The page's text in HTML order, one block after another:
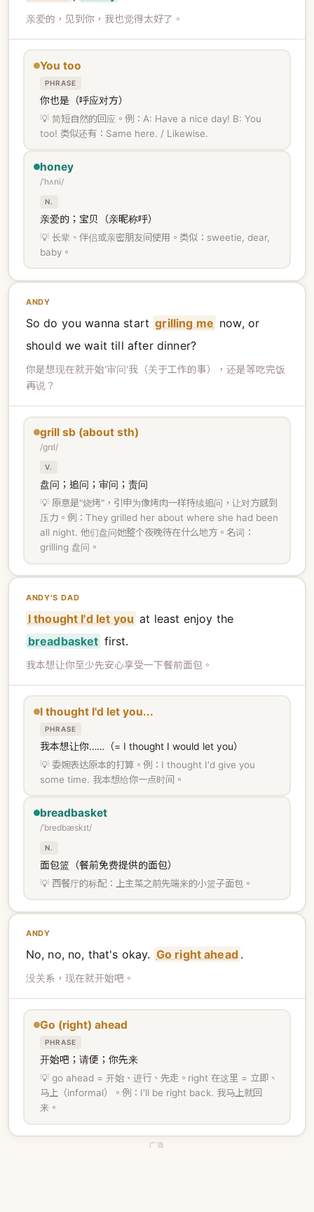
亲爱的，见到你，我也觉得太好了。
You too
PHRASE
你也是（呼应对方）
💡 简短自然的回应。例：A: Have a nice day! B: You
too! 类似还有：Same here. / Likewise.
honey
/ˈhʌni/
N.
亲爱的；宝贝（亲昵称呼）
💡 长辈、伴侣或亲密朋友间使用。类似：sweetie, dear,
baby。
ANDY
So do you wanna start grilling me now, or
should we wait till after dinner?
你是想现在就开始'审问'我（关于工作的事），还是等吃完饭
再说？
grill sb (about sth)
/ɡrɪl/
V.
盘问；追问；审问；责问
💡 原意是"烧烤"，引申为像烤肉一样持续追问，让对方感到
压力。例：They grilled her about where she had been
all night. 他们盘问她整个夜晚待在什么地方。名词：
grilling 盘问。
ANDY'S DAD
I thought I'd let you at least enjoy the
breadbasket first.
我本想让你至少先安心享受一下餐前面包。
I thought I'd let you...
PHRASE
我本想让你……（= I thought I would let you）
💡 委婉表达原本的打算。例：I thought I'd give you
some time. 我本想给你一点时间。
breadbasket
/ˈbredbæskɪt/
N.
面包篮（餐前免费提供的面包）
💡 西餐厅的标配：上主菜之前先端来的小篮子面包。
ANDY
No, no, no, that's okay. Go right ahead .
没关系，现在就开始吧。
Go (right) ahead
PHRASE
开始吧；请便；你先来
💡 go ahead = 开始、进行、先走。right 在这里 = 立即、
马上（informal）。例：I'll be right back. 我马上就回
来。
广告